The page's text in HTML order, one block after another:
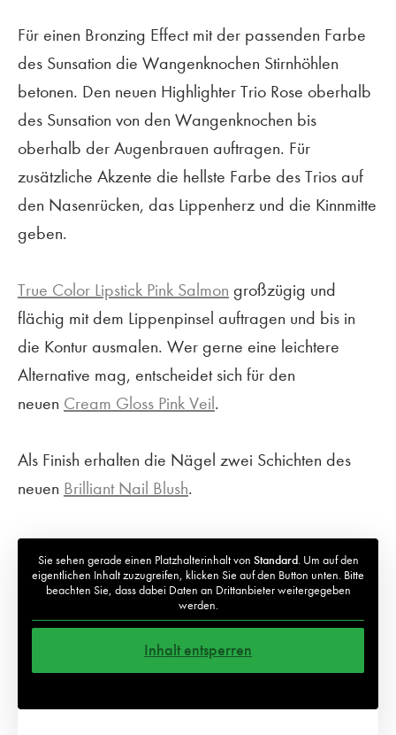
Für einen Bronzing Effect mit der passenden Farbe
des Sunsation die Wangenknochen Stirnhöhlen
betonen. Den neuen Highlighter Trio Rose oberhalb
des Sunsation von den Wangenknochen bis
oberhalb der Augenbrauen auftragen. Für
zusätzliche Akzente die hellste Farbe des Trios auf
den Nasenrücken, das Lippenherz und die Kinnmitte
geben.
True Color Lipstick Pink Salmon großzügig und
flächig mit dem Lippenpinsel auftragen und bis in
die Kontur ausmalen. Wer gerne eine leichtere
Alternative mag, entscheidet sich für den
neuen Cream Gloss Pink Veil .
Als Finish erhalten die Nägel zwei Schichten des
neuen Brilliant Nail Blush.
Sie sehen gerade einen Platzhalterinhalt von Standard. Um auf den
eigentlichen Inhalt zuzugreifen, klicken Sie auf den Button unten. Bitte
beachten Sie, dass dabei Daten an Drittanbieter weitergegeben
werden.
Inhalt entsperren